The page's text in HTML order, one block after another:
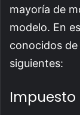
mayoría de
modelo. En
conocidos
siguientes: